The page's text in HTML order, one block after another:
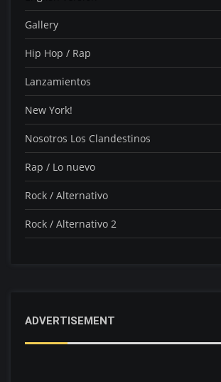
Gallery
Hip Hop / Rap
Lanzamientos
New York!
Nosotros Los Clandestinos
Rap / Lo nuevo
Rock / Alternativo
Rock / Alternativo 2
ADVERTISEMENT